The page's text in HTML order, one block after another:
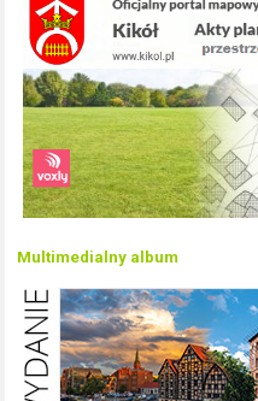
Multimedialny album